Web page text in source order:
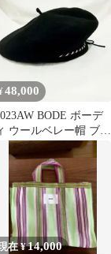
48,000
BODE ボーデ
ウールベレー帽 ブラ
ック
在 ¥14,000